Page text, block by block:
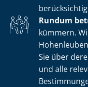
Rundum
kümmern.
Sie über
und alle